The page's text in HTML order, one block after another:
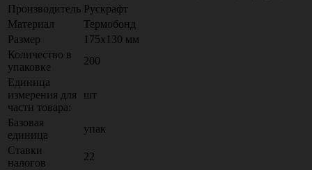
Производитель Рускрафт
Материал
Термобонд
Размер
175х130 мм
Количество в
упаковке
200
Единица
измерения для
части товара:
шт
Базовая
единица
упак
Ставки
налогов
22